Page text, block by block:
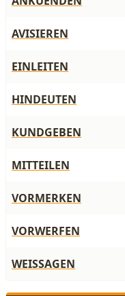
AVISIEREN
EINLEITEN
HINDEUTEN
KUNDGEBEN
MITTEILEN
VORMERKEN
VORWERFEN
WEISSAGEN